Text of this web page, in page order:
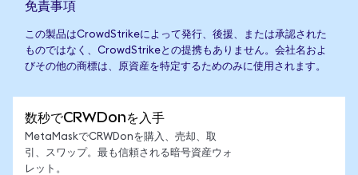
免責事項
この製品はCrowdStrikeによって発行、後援、または承認された
ものではなく、CrowdStrikeとの提携もありません。会社名およ
びその他の商標は、原資産を特定するためのみに使用されます。
数秒でCRWDonを入手
MetaMaskでCRWDonを購入、売却、取
引、スワップ。最も信頼される暗号資産ウォ
レット。